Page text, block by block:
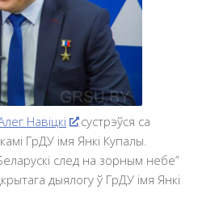
Навіцкі
сустрэўся са
ГрДУ імя Янкі Купалы.
след на зорным небе”
дыялогу ў ГрДУ імя Янкі